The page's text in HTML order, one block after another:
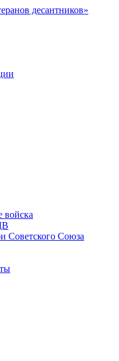
Советского Союза